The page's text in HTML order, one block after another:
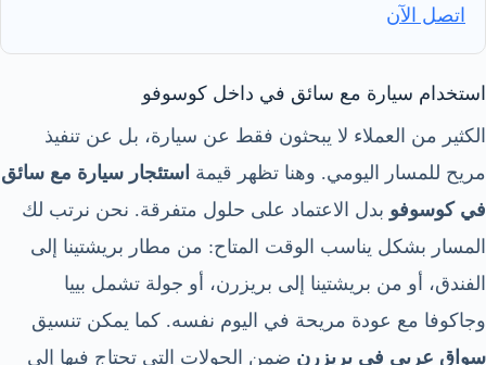
اتصل الآن
استخدام سيارة مع سائق في داخل كوسوفو
الكثير من العملاء لا يبحثون فقط عن سيارة، بل عن تنفيذ
مريح للمسار اليومي. وهنا تظهر قيمة استئجار سيارة مع سائق
في كوسوفو بدل الاعتماد على حلول متفرقة. نحن نرتب لك
المسار بشكل يناسب الوقت المتاح: من مطار بريشتينا إلى
الفندق، أو من بريشتينا إلى بريزرن، أو جولة تشمل بييا
وجاكوفا مع عودة مريحة في اليوم نفسه. كما يمكن تنسيق
سواق عربي في بريزرن ضمن الجولات التي تحتاج فيها إلى